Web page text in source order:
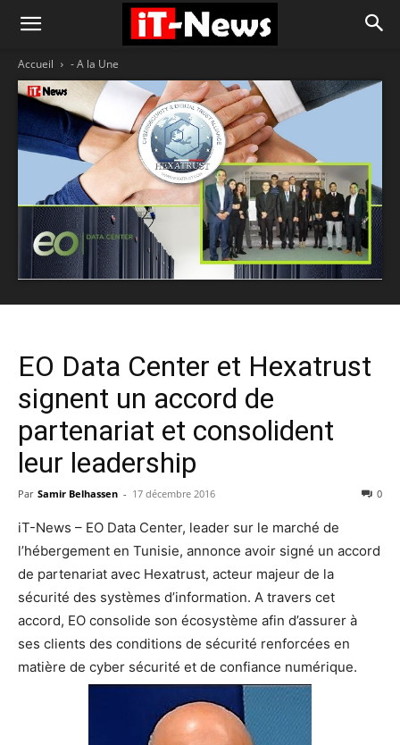
Accueil - A la Une
EO Data Center et Hexatrust
signent un accord de
partenariat et consolident
leur leadership
Par Samir Belhassen - 17 décembre 2016 0
iT-News – EO Data Center, leader sur le marché de
l’hébergement en Tunisie, annonce avoir signé un accord
de partenariat avec Hexatrust, acteur majeur de la
sécurité des systèmes d’information. A travers cet
accord, EO consolide son écosystème afin d’assurer à
ses clients des conditions de sécurité renforcées en
matière de cyber sécurité et de confiance numérique.